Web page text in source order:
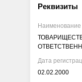
Реквизиты
Наименование
Дата
02.02.2000